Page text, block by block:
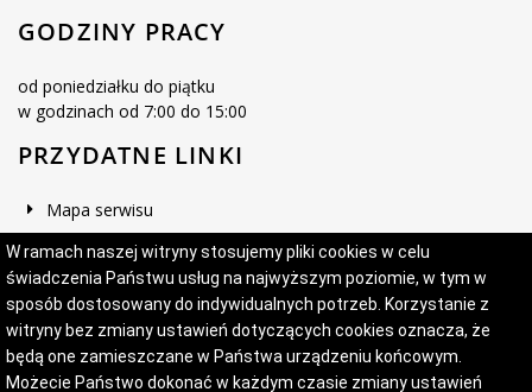
W ramach naszej witryny stosujemy pliki cookies w celu
świadczenia Państwu usług na najwyższym poziomie, w tym w
sposób dostosowany do indywidualnych potrzeb. Korzystanie z
witryny bez zmiany ustawień dotyczących cookies oznacza, że
będą one zamieszczane w Państwa urządzeniu końcowym.
Możecie Państwo dokonać w każdym czasie zmiany ustawień
GODZINY PRACY
od poniedziałku do piątku
w godzinach od 7:00 do 15:00
PRZYDATNE LINKI
Mapa serwisu
Deklaracja dostępności
Projekt i wykonanie:Logonet Sp. z o.o.